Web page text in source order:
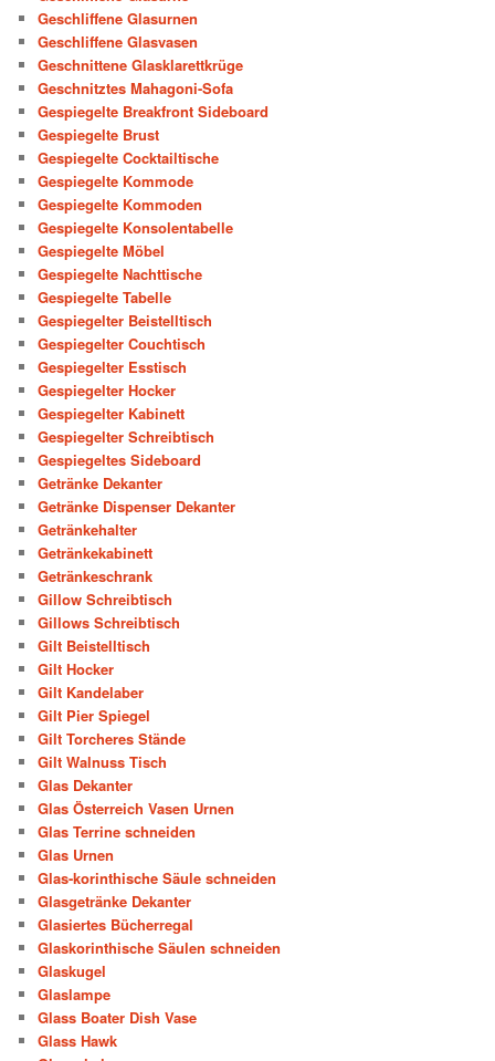
Geschliffene Glasurnen
Geschliffene Glasvasen
Geschnittene Glasklarettkrüge
Geschnitztes Mahagoni-Sofa
Gespiegelte Breakfront Sideboard
Gespiegelte Brust
Gespiegelte Cocktailtische
Gespiegelte Kommode
Gespiegelte Kommoden
Gespiegelte Konsolentabelle
Gespiegelte Möbel
Gespiegelte Nachttische
Gespiegelte Tabelle
Gespiegelter Beistelltisch
Gespiegelter Couchtisch
Gespiegelter Esstisch
Gespiegelter Hocker
Gespiegelter Kabinett
Gespiegelter Schreibtisch
Gespiegeltes Sideboard
Getränke Dekanter
Getränke Dispenser Dekanter
Getränkehalter
Getränkekabinett
Getränkeschrank
Gillow Schreibtisch
Gillows Schreibtisch
Gilt Beistelltisch
Gilt Hocker
Gilt Kandelaber
Gilt Pier Spiegel
Gilt Torcheres Stände
Gilt Walnuss Tisch
Glas Dekanter
Glas Österreich Vasen Urnen
Glas Terrine schneiden
Glas Urnen
Glas-korinthische Säule schneiden
Glasgetränke Dekanter
Glasiertes Bücherregal
Glaskorinthische Säulen schneiden
Glaskugel
Glaslampe
Glass Boater Dish Vase
Glass Hawk